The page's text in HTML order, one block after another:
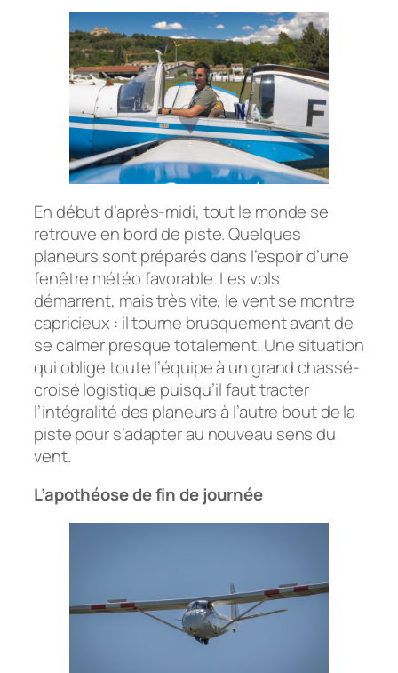
En début d’après-midi, tout le monde se
retrouve en bord de piste. Quelques
planeurs sont préparés dans l’espoir d’une
fenêtre météo favorable. Les vols
démarrent, mais très vite, le vent se montre
capricieux : il tourne brusquement avant de
se calmer presque totalement. Une situation
qui oblige toute l’équipe à un grand chassé-
croisé logistique puisqu’il faut tracter
l’intégralité des planeurs à l’autre bout de la
piste pour s’adapter au nouveau sens du
vent.
L’apothéose de fin de journée